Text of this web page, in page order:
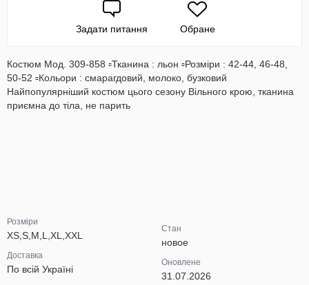
Задати питання Обране
Костюм Мод. 309-858 ▫️Тканина : льон ▫️Розміри : 42-44, 46-48,
50-52 ▫️Кольори : смарагдовий, молоко, бузковий
Найпопулярніший костюм цього сезону Вільного крою, тканина
приємна до тіла, не парить
Розміри
XS,S,M,L,XL,XXL
Доставка
По всій Україні
Стан
новое
Оновлене
31.07.2026